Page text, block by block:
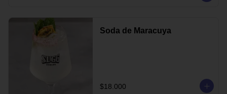
Soda de Maracuya
$18.000